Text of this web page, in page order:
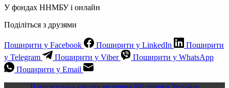
У фондах ННМБУ і онлайн
Поділіться з друзями
Поширити у Facebook Поширити у LinkedIn
Поширити
у Telegram
Поширити у Viber
Поширити у WhatsApp
Поширити у Email